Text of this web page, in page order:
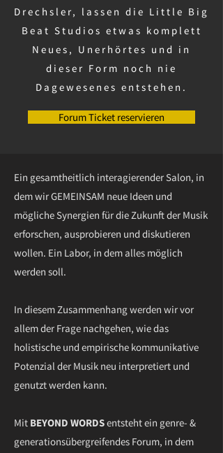
Drechsler, lassen die Little Big
Beat Studios etwas komplett
Neues, Unerhörtes und in
dieser Form noch nie
Dagewesenes entstehen.
Forum Ticket reservieren
Ein gesamtheitlich interagierender Salon, in
dem wir GEMEINSAM neue Ideen und
mögliche Synergien für die Zukunft der Musik
erforschen, ausprobieren und diskutieren
wollen. Ein Labor, in dem alles möglich
werden soll.
In diesem Zusammenhang werden wir vor
allem der Frage nachgehen, wie das
holistische und empirische kommunikative
Potenzial der Musik neu interpretiert und
genutzt werden kann.
Mit BEYOND WORDSentsteht ein genre- &
generationsübergreifendes Forum, in dem